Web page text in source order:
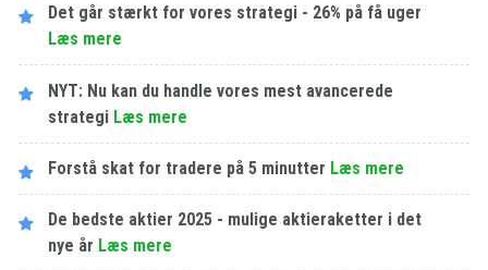
Det går stærkt for vores strategi - 26% på få uger
Læs mere
NYT: Nu kan du handle vores mest avancerede
strategi Læs mere
Forstå skat for tradere på 5 minutter Læs mere
De bedste aktier 2025 - mulige aktieraketter i det
nye år Læs mere